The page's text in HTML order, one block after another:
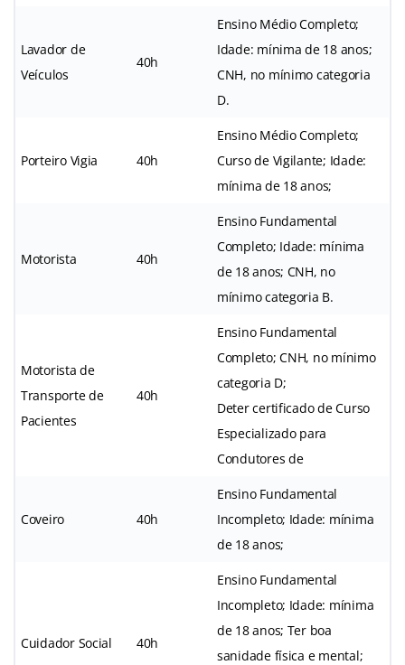
Lavador de
Veículos
40h
Ensino Médio Completo;
Idade: mínima de 18 anos;
CNH, no mínimo categoria
D.
Porteiro Vigia 40h
Ensino Médio Completo;
Curso de Vigilante; Idade:
mínima de 18 anos;
Motorista 40h
Ensino Fundamental
Completo; Idade: mínima
de 18 anos; CNH, no
mínimo categoria B.
Motorista de
Transporte de
Pacientes
40h
Ensino Fundamental
Completo; CNH, no mínimo
categoria D;
Deter certificado de Curso
Especializado para
Condutores de
Coveiro 40h
Ensino Fundamental
Incompleto; Idade: mínima
de 18 anos;
Cuidador Social 40h
Ensino Fundamental
Incompleto; Idade: mínima
de 18 anos; Ter boa
sanidade física e mental;